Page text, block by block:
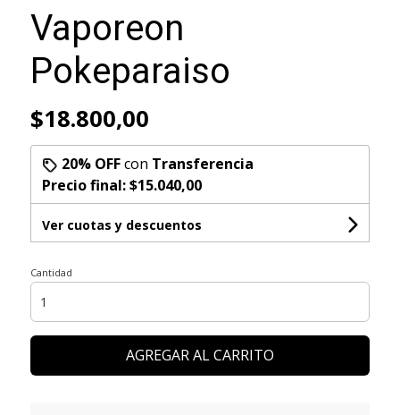
Vaporeon
Pokeparaiso
$18.800,00
20% OFFcon Transferencia
Precio final:$15.040,00
Ver cuotas y descuentos
Cantidad
AGREGAR AL CARRITO